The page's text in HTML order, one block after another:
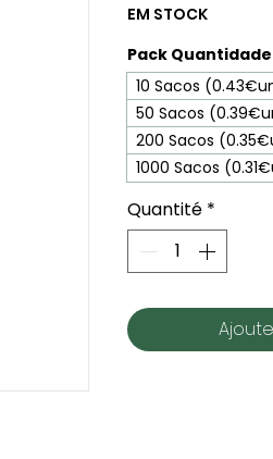
EM STOCK
Pack
10 Sacos
50 Sacos
200 Sacos
1000 Sacos
Quantité *